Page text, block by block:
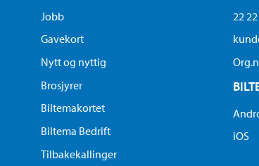
Jobb
Gavekort
Nytt og nyttig
Brosjyrer
Biltemakortet
Biltema Bedrift
Tilbakekallinger
22
iOS